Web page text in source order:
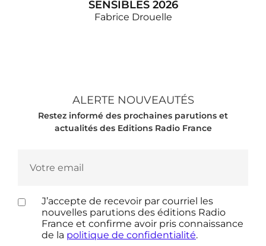
SENSIBLES 2026
Fabrice Drouelle
rendez-vous incontournable de l'été : le cahier de
ALERTE NOUVEAUTÉS
Restez informé des prochaines parutions et
actualités des Editions Radio France
J’accepte de recevoir par courriel les
nouvelles parutions des éditions Radio
France et confirme avoir pris connaissance
de la politique de confidentialité.